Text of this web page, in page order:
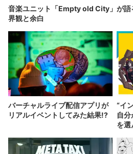
音楽ユニット「Empty old City」が
界観と余白
バーチャルライブ配信アプリが
リアルイベントしてみた結果!?
“イ
自
を選